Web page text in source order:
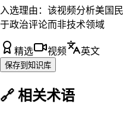
入选理由： 该视频分析美国
于政治评论而非技术领域
精选 视频 英文
保存到知识库
🔗 相关术语